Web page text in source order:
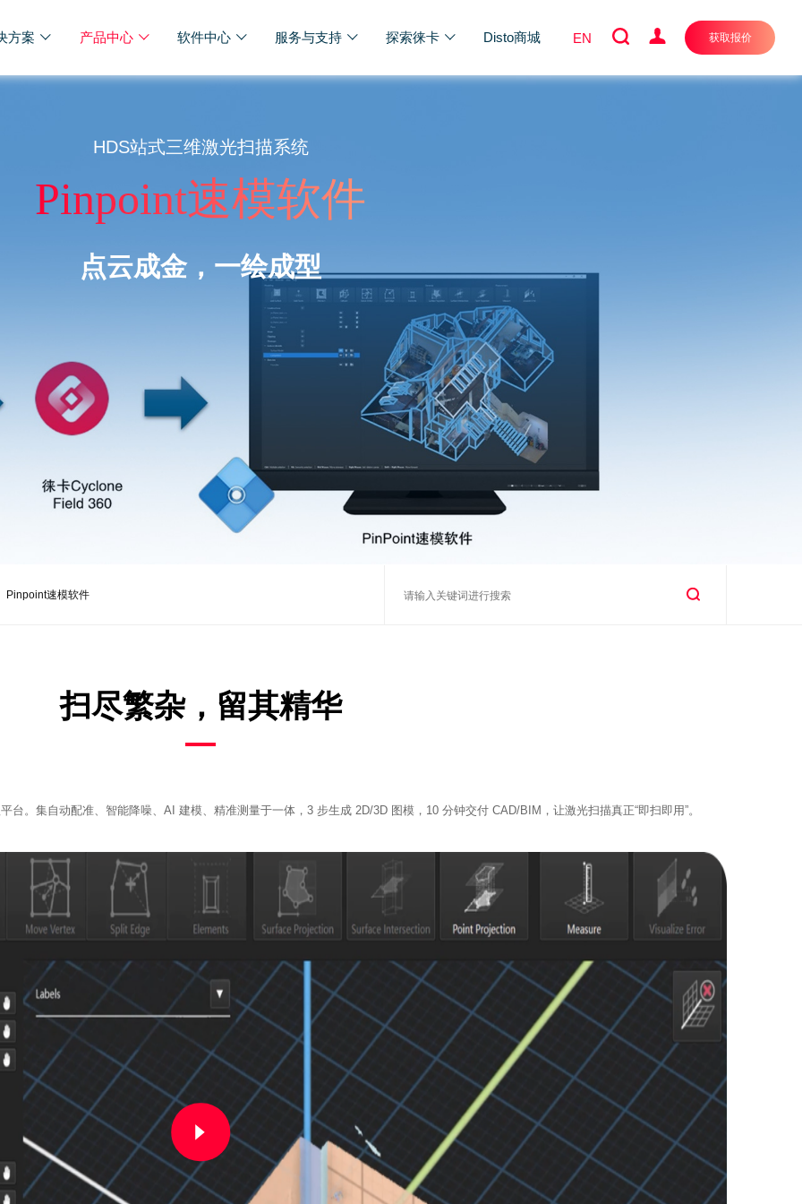
方案 产品中心 软件中心 服务与支持 探索徕卡 Disto商城 EN 获取报价
HDS站式三维激光扫描系统
Pinpoint速模软件
点云成金，一绘成型
Pinpoint速模软件
扫尽繁杂，留其精华
。集自动配准、智能降噪、AI 建模、精准测量于一体，3 步生成 2D/3D 图模，10 分钟交付 CAD/BIM，让激光扫描真正“即扫即用”。